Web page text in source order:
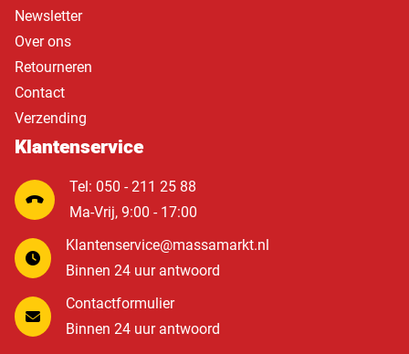
Newsletter
Over ons
Retourneren
Contact
Verzending
Klantenservice
Tel: 050 - 211 25 88
Ma-Vrij, 9:00 - 17:00
Klantenservice@massamarkt.nl
Binnen 24 uur antwoord
Contactformulier
Binnen 24 uur antwoord